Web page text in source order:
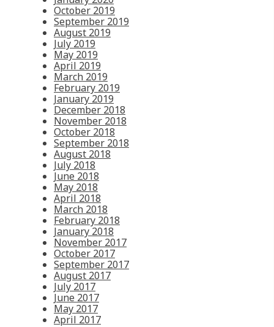
October 2019
September 2019
August 2019
July 2019
May 2019
April 2019
March 2019
February 2019
January 2019
December 2018
November 2018
October 2018
September 2018
August 2018
July 2018
June 2018
May 2018
April 2018
March 2018
February 2018
January 2018
November 2017
October 2017
September 2017
August 2017
July 2017
June 2017
May 2017
April 2017